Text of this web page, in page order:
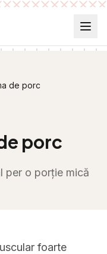
de porc
porc
per o porție mică
foarte